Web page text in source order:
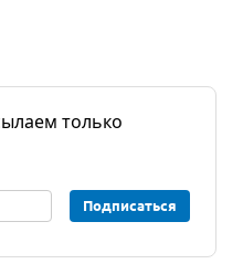
только
Подписаться